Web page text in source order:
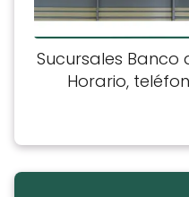
Sucursales Banco
Horario,